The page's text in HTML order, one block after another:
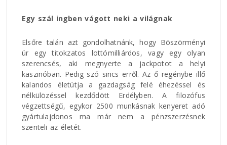
Egy szál ingben vágott neki a világnak
Elsőre talán azt gondolhatnánk, hogy Böszörményi
úr egy titokzatos lottómilliárdos, vagy egy olyan
szerencsés, aki megnyerte a jackpotot a helyi
kaszinóban. Pedig szó sincs erről. Az ő regénybe illő
kalandos életútja a gazdagság felé éhezéssel és
nélkülözéssel kezdődött Erdélyben. A filozófus
végzettségű, egykor 2500 munkásnak kenyeret adó
gyártulajdonos ma már nem a pénzszerzésnek
szenteli az életét.